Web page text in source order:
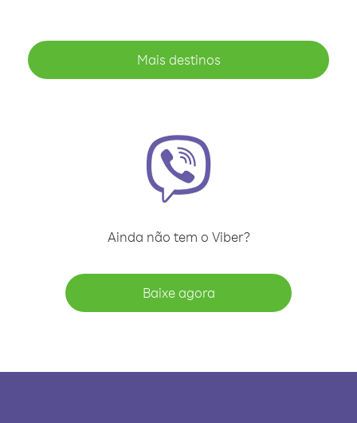
Mais destinos
Ainda não tem o Viber?
Baixe agora